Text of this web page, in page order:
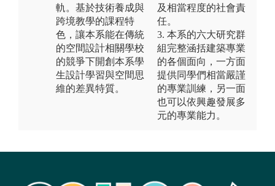
軌。基於技術養成與
跨境教學的課程特
色，讓本系能在傳統
的空間設計相關學校
的競爭下開創本系學
生設計學習與空間思
維的差異特質。
及相當程度的社會責
任。
3. 本系的六大研究群
組完整涵括建築專業
的各個面向，一方面
提供同學們相當嚴謹
的專業訓練，另一面
也可以依興趣發展多
元的專業能力。